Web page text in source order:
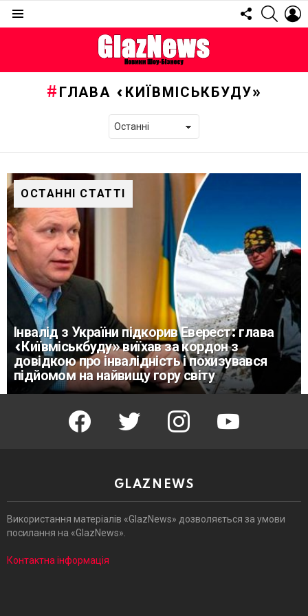
FOLLOW
US
ГЛАВА «КИЇВМІСЬКБУДУ»
ОСТАННІ СТАТТІ
Інвалід з України підкорив Еверест: глава
«Київміськбуду» виїхав за кордон з
довідкою про інвалідність і похизувався
підйомом на найвищу гору світу
facebook twitter instagram youtube
GLAZNEWS
Використання матеріалів «GlazNews» дозволяється за умови
посилання на «GlazNews».
Контактна інформація